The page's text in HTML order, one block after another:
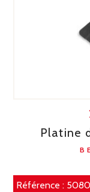
Platine
Référence :